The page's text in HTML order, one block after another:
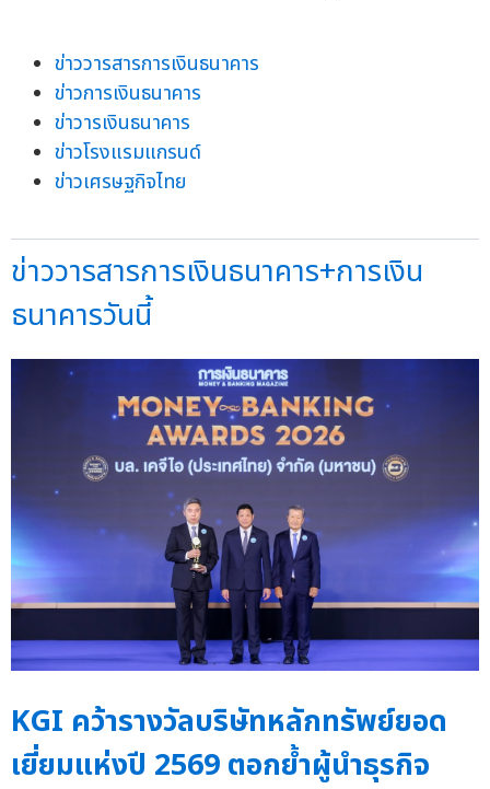
ข่าววารสารการเงินธนาคาร
ข่าวการเงินธนาคาร
ข่าวารเงินธนาคาร
ข่าวโรงแรมแกรนด์
ข่าวเศรษฐกิจไทย
ข่าววารสารการเงินธนาคาร+การเงิน
ธนาคารวันนี้
KGI คว้ารางวัลบริษัทหลักทรัพย์ยอด
เยี่ยมแห่งปี 2569 ตอกย้ำผู้นำธุรกิจ